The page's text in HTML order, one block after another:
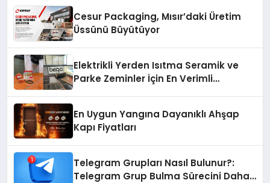
Cesur Packaging, Mısır’daki Üretim
Üssünü Büyütüyor
Elektrikli Yerden Isıtma Seramik ve
Parke Zeminler İçin En Verimli
En Uygun Yangına Dayanıklı Ahşap
Kapı Fiyatları
Telegram Grupları Nasıl Bulunur?:
Telegram Grup Bulma Sürecini Daha